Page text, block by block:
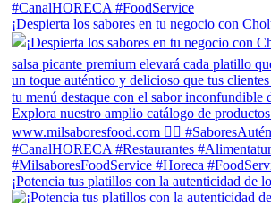
¡Despierta los sabores en tu negocio con
¡Potencia tus platillos con la autenticidad de lo